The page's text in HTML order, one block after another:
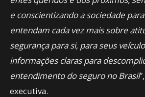
e conscientizando a sociedade
entendam cada vez mais sobre
segurança para si, para seus
informações claras para
entendimento do seguro no Brasil
executiva.